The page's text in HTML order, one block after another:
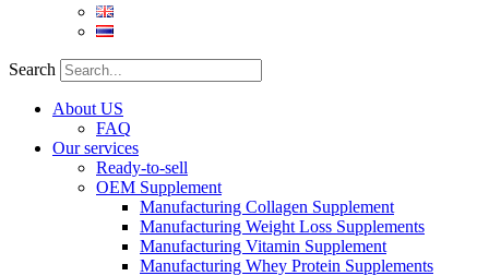
Search
About US
FAQ
Our services
Ready-to-sell
OEM Supplement
Manufacturing Collagen Supplement
Manufacturing Weight Loss Supplements
Manufacturing Vitamin Supplement
Manufacturing Whey Protein Supplements